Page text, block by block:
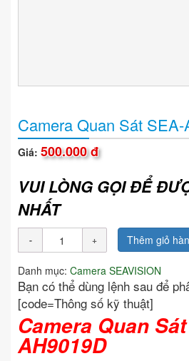
Camera Quan Sát
Giá: 500.000 đ
VUI LÒNG GỌI ĐỂ
NHẤT
Thêm giỏ
Danh mục: Camera SEAVISION
Bạn có thể dùng lệnh sau để
[code=Thông số kỹ thuật]
Camera Quan
AH9019D